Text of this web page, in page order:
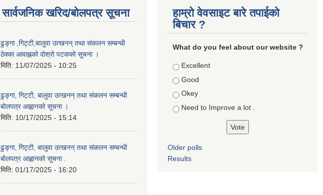
सार्वजनिक खरिद/बोलपत्र सूचना
ढुङ्गा ,गिट्टी,बालुवा उत्खनन् तथा संकलन सम्बन्धी
ठेक्का आवाह्नको दोश्रो पटकको सूचना ।
मिति: 11/07/2025 - 10:25
ढुङ्गा, गिट्टी, बालुवा उत्खनन् तथा संकलन सम्बन्धी
बोलपत्र आह्वानको सूचना ।
मिति: 10/17/2025 - 15:14
ढुङ्गा, गिट्टी, बालुवा उत्खनन् तथा संकलन सम्बन्धी
बोलपत्र आह्वानको सूचना .
मिति: 01/17/2025 - 16:20
हाम्रो वेवसाइट बारे तपाईको
बिचार ?
What do you feel about our website ?
Choices
Excellent
Good
Okey
Need to Improve a lot .
Older polls
Results